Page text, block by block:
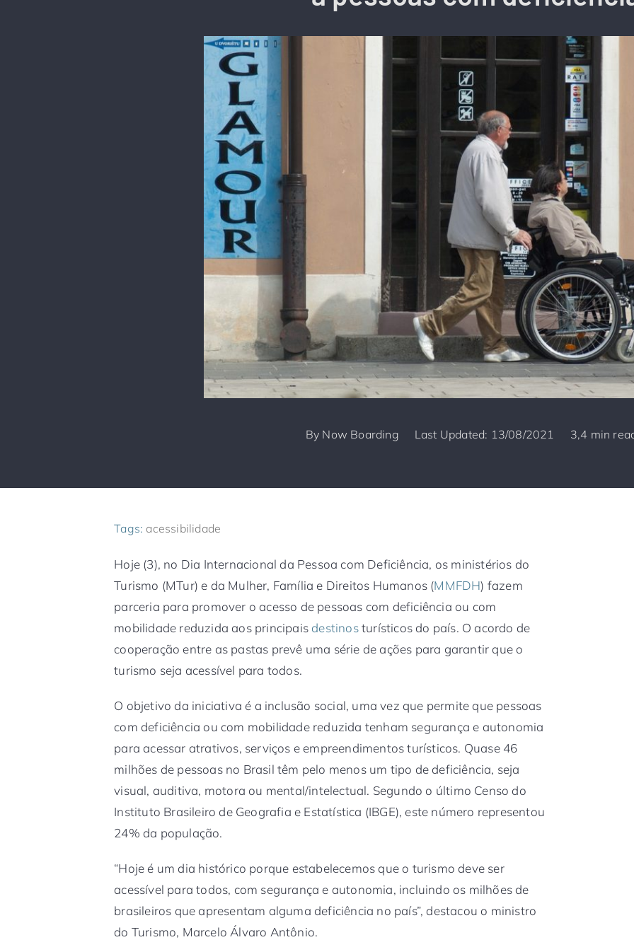
By Now Boarding Last Updated: 13/08/2021 3,4 min
Tags: acessibilidade
Hoje (3), no Dia Internacional da Pessoa com Deficiência, os ministérios do
Turismo (MTur) e da Mulher, Família e Direitos Humanos (MMFDH) fazem
parceria para promover o acesso de pessoas com deficiência ou com
mobilidade reduzida aos principais destinosturísticos do país. O acordo de
cooperação entre as pastas prevê uma série de ações para garantir que o
turismo seja acessível para todos.
O objetivo da iniciativa é a inclusão social, uma vez que permite que pessoas
com deficiência ou com mobilidade reduzida tenham segurança e autonomia
para acessar atrativos, serviços e empreendimentos turísticos. Quase 46
milhões de pessoas no Brasil têm pelo menos um tipo de deficiência, seja
visual, auditiva, motora ou mental/intelectual. Segundo o último Censo do
Instituto Brasileiro de Geografia e Estatística (IBGE), este número representou
24% da população.
“Hoje é um dia histórico porque estabelecemos que o turismo deve ser
acessível para todos, com segurança e autonomia, incluindo os milhões de
brasileiros que apresentam alguma deficiência no país”, destacou o ministro
do Turismo, Marcelo Álvaro Antônio.